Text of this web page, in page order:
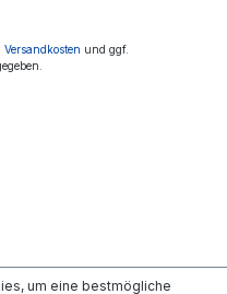
Versandkosten und ggf.
um eine bestmögliche